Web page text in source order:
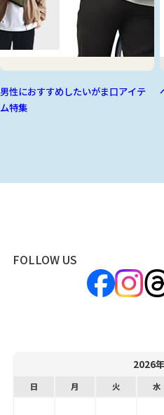
男性におすすめしたいがま口アイテ
ム特集
FOLLOW US
2026
日 月 火 水